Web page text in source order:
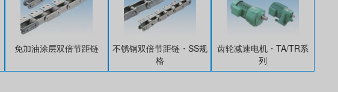
免加油涂层双倍节距链
不锈钢双倍节距链・SS规
格
齿轮减速电机・TA/TR系
列